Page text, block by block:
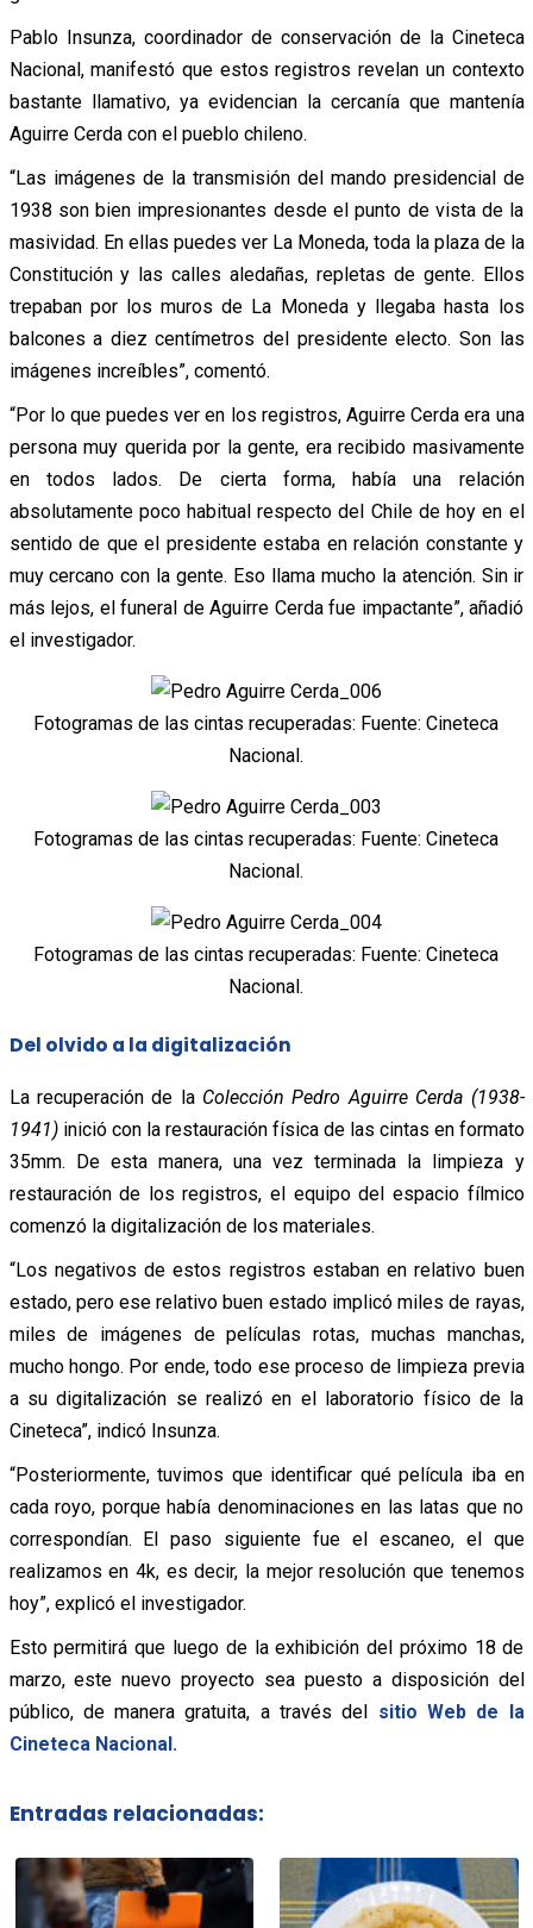
Pablo Insunza, coordinador de conservación de la Cineteca
Nacional, manifestó que estos registros revelan un contexto
bastante llamativo, ya evidencian la cercanía que mantenía
Aguirre Cerda con el pueblo chileno.
“Las imágenes de la transmisión del mando presidencial de
1938 son bien impresionantes desde el punto de vista de la
masividad. En ellas puedes ver La Moneda, toda la plaza de la
Constitución y las calles aledañas, repletas de gente. Ellos
trepaban por los muros de La Moneda y llegaba hasta los
balcones a diez centímetros del presidente electo. Son las
imágenes increíbles”, comentó.
“Por lo que puedes ver en los registros, Aguirre Cerda era una
persona muy querida por la gente, era recibido masivamente
en todos lados. De cierta forma, había una relación
absolutamente poco habitual respecto del Chile de hoy en el
sentido de que el presidente estaba en relación constante y
muy cercano con la gente. Eso llama mucho la atención. Sin ir
más lejos, el funeral de Aguirre Cerda fue impactante”, añadió
el investigador.
Fotogramas de las cintas recuperadas: Fuente: Cineteca
Nacional.
Fotogramas de las cintas recuperadas: Fuente: Cineteca
Nacional.
Fotogramas de las cintas recuperadas: Fuente: Cineteca
Nacional.
Del olvido a la digitalización
La recuperación de la Colección Pedro Aguirre Cerda (1938-
1941)inició con la restauración física de las cintas en formato
35mm. De esta manera, una vez terminada la limpieza y
restauración de los registros, el equipo del espacio fílmico
comenzó la digitalización de los materiales.
“Los negativos de estos registros estaban en relativo buen
estado, pero ese relativo buen estado implicó miles de rayas,
miles de imágenes de películas rotas, muchas manchas,
mucho hongo. Por ende, todo ese proceso de limpieza previa
a su digitalización se realizó en el laboratorio físico de la
Cineteca”, indicó Insunza.
“Posteriormente, tuvimos que identificar qué película iba en
cada royo, porque había denominaciones en las latas que no
correspondían. El paso siguiente fue el escaneo, el que
realizamos en 4k, es decir, la mejor resolución que tenemos
hoy”, explicó el investigador.
Esto permitirá que luego de la exhibición del próximo 18 de
marzo, este nuevo proyecto sea puesto a disposición del
público, de manera gratuita, a través del sitio Web de la
Cineteca Nacional.
Entradas relacionadas: